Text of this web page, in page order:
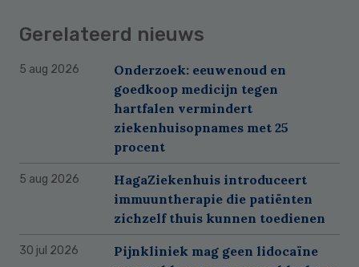
Gerelateerd nieuws
5 aug 2026
Onderzoek: eeuwenoud en
goedkoop medicijn tegen
hartfalen vermindert
ziekenhuisopnames met 25
procent
5 aug 2026
HagaZiekenhuis introduceert
immuuntherapie die patiënten
zichzelf thuis kunnen toedienen
30 jul 2026
Pijnkliniek mag geen lidocaïne